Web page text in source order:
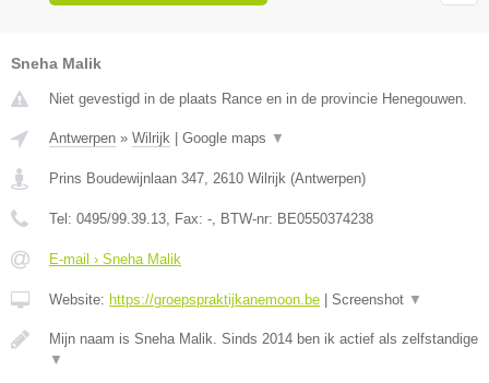
Sneha Malik
Niet gevestigd in de plaats Rance en in de provincie Henegouwen.
Antwerpen » Wilrijk Google maps ▼
Prins Boudewijnlaan 347, 2610 Wilrijk (Antwerpen)
Tel: 0495/99.39.13, Fax: -, BTW-nr: BE0550374238
E-mail › Sneha Malik
Website: https://groepspraktijkanemoon.be Screenshot ▼
Mijn naam is Sneha Malik. Sinds 2014 ben ik actief als zelfstandige
▼